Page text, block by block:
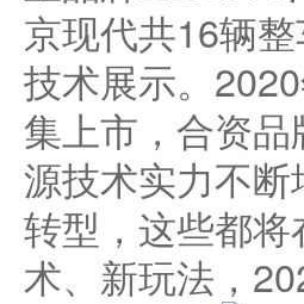
京现代共16辆
技术展示。
集上市，合资
源技术实力不
转型，这些都
术、新玩法，